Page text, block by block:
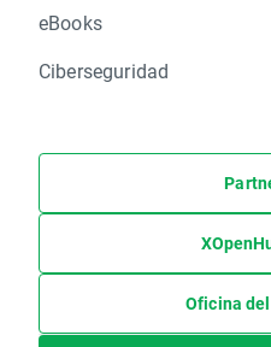
eBooks
Ciberseguridad
Oficina